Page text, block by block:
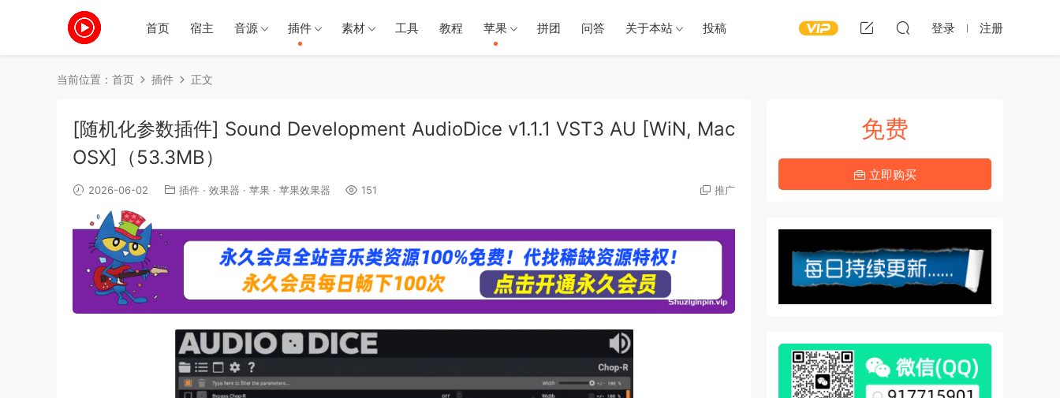
首页 宿主 音源 插件 素材 工具 教程 苹果 拼团 问答 关于本站 投稿 登录 注册
当前位置： 首页 插件 正文
[随机化参数插件] Sound Development AudioDice v1.1.1 VST3 AU [WiN, Mac
OSX]（53.3MB）
2026-06-02 插件 · 效果器 · 苹果 · 苹果效果器 151 推广
免费
立即购买